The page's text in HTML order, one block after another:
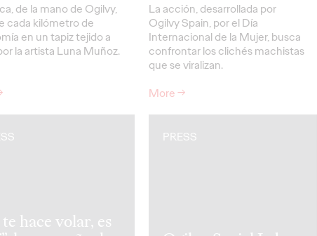
de la mano de Ogilvy,
cada kilómetro de
en un tapiz tejido a
la artista Luna Muñoz.
La acción, desarrollada por
Ogilvy Spain, por el Día
Internacional de la Mujer, busca
confrontar los clichés machistas
que se viralizan.
More→
te hace volar, es
PRESS